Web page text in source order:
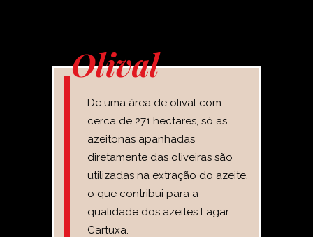
Olival
De uma área de olival com
cerca de 271 hectares, só as
azeitonas apanhadas
diretamente das oliveiras são
utilizadas na extração do azeite,
o que contribui para a
qualidade dos azeites Lagar
Cartuxa.